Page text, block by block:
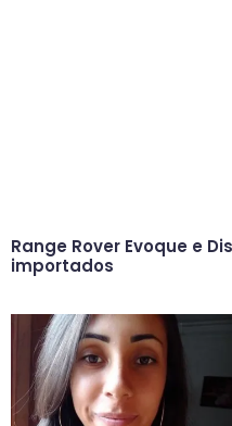
Range Rover Evoque e
importados